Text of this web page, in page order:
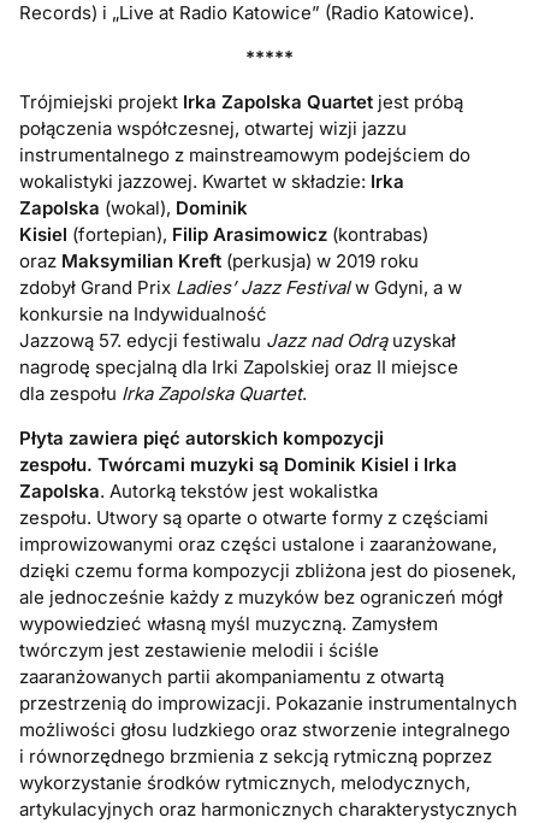
Records) i „Live at Radio Katowice” (Radio Katowice).
*****
Trójmiejski projekt Irka Zapolska Quartet jest próbą
połączenia współczesnej, otwartej wizji jazzu
instrumentalnego z mainstreamowym podejściem do
wokalistyki jazzowej. Kwartet w składzie: Irka
Zapolska (wokal), Dominik
Kisiel (fortepian), FilipArasimowicz (kontrabas)
oraz Maksymilian Kreft (perkusja) w 2019 roku
zdobył Grand Prix Ladies’ Jazz Festivalw Gdyni, a w
konkursie na Indywidualność
Jazzową 57. edycji festiwalu Jazz nad Odrą uzyskał
nagrodę specjalną dla Irki Zapolskiej oraz II miejsce
dla zespołu Irka Zapolska Quartet.
Płyta zawiera pięć autorskich kompozycji
zespołu. Twórcami muzyki są Dominik Kisiel i Irka
Zapolska. Autorką tekstów jest wokalistka
zespołu. Utwory są oparte o otwarte formy z częściami
improwizowanymi oraz części ustalone i zaaranżowane,
dzięki czemu forma kompozycji zbliżona jest do piosenek,
ale jednocześnie każdy z muzyków bez ograniczeń mógł
wypowiedzieć własną myśl muzyczną. Zamysłem
twórczym jest zestawienie melodii i ściśle
zaaranżowanych partii akompaniamentu z otwartą
przestrzenią do improwizacji. Pokazanie instrumentalnych
możliwości głosu ludzkiego oraz stworzenie integralnego
i równorzędnego brzmienia z sekcją rytmiczną poprzez
wykorzystanie środków rytmicznych, melodycznych,
artykulacyjnych oraz harmonicznych charakterystycznych